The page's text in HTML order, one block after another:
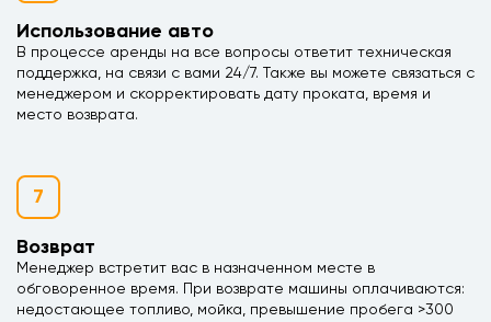
Использование авто
В процессе аренды на все вопросы ответит техническая
поддержка, на связи с вами 24/7. Также вы можете связаться с
менеджером и скорректировать дату проката, время и
место возврата.
7
Возврат
Менеджер встретит вас в назначенном месте в
обговоренное время. При возврате машины оплачиваются:
недостающее топливо, мойка, превышение пробега >300